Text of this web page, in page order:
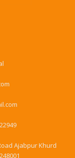
Ajabpur Khurd